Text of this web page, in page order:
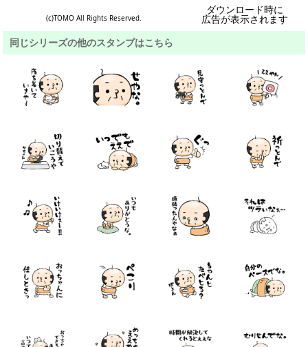
(c)TOMO All Rights Reserved.
ダウンロード時に
広告が表示されます
同じシリーズの他のスタンプはこちら